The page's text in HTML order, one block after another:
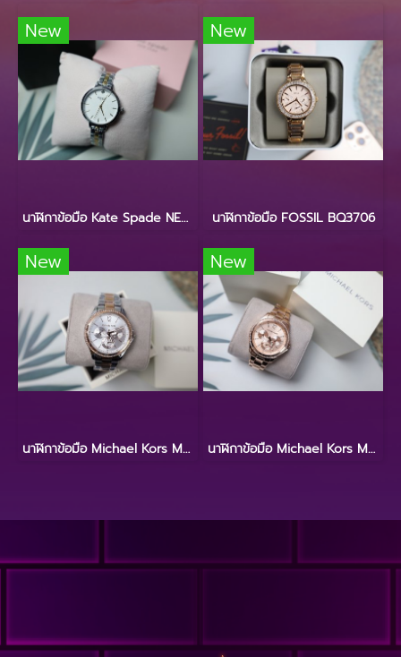
New
นาฬิกาข้อมือ Kate Spade NEW YORK KSW9000
New
นาฬิกาข้อมือ FOSSIL BQ3706
New
นาฬิกาข้อมือ Michael Kors MK6690
New
นาฬิกาข้อมือ Michael Kors MK6656